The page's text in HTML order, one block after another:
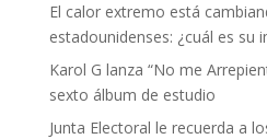
El calor extremo está
estadounidenses: ¿cuál es su
Karol G lanza “No me
sexto álbum de estudio
Junta Electoral le recuerda a